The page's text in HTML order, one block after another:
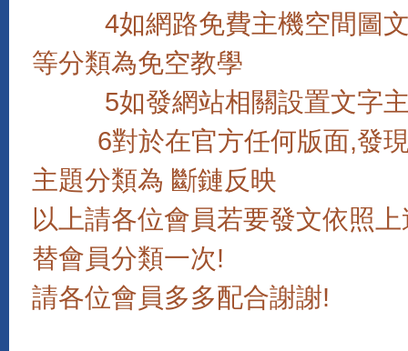
4如網路免費主機空間圖文
等分類為免空教學
5如發網站相關設置文字主
6對於在官方任何版面,發現
主題分類為 斷鏈反映
以上請各位會員若要發文依照
替會員分類一次!
請各位會員多多配合謝謝!